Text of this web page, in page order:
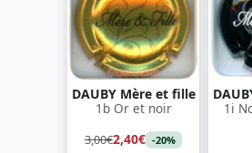
DAUBY Mère et fille
1b Or et noir
3,00€2,40€ -20%
1i